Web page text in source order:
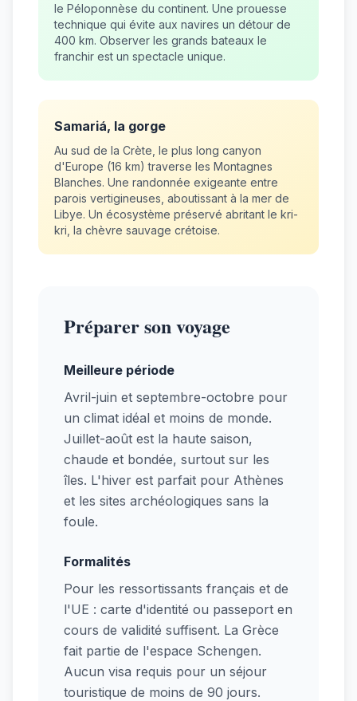
le Péloponnèse du continent. Une prouesse
technique qui évite aux navires un détour de
400 km. Observer les grands bateaux le
franchir est un spectacle unique.
Samariá, la gorge
Au sud de la Crète, le plus long canyon
d'Europe (16 km) traverse les Montagnes
Blanches. Une randonnée exigeante entre
parois vertigineuses, aboutissant à la mer de
Libye. Un écosystème préservé abritant le kri-
kri, la chèvre sauvage crétoise.
Préparer son voyage
Meilleure période
Avril-juin et septembre-octobre pour
un climat idéal et moins de monde.
Juillet-août est la haute saison,
chaude et bondée, surtout sur les
îles. L'hiver est parfait pour Athènes
et les sites archéologiques sans la
foule.
Formalités
Pour les ressortissants français et de
l'UE : carte d'identité ou passeport en
cours de validité suffisent. La Grèce
fait partie de l'espace Schengen.
Aucun visa requis pour un séjour
touristique de moins de 90 jours.